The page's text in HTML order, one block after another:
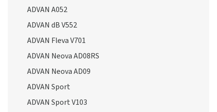
ADVAN A052
ADVAN dB V552
ADVAN Fleva V701
ADVAN Neova AD08RS
ADVAN Neova AD09
ADVAN Sport
ADVAN Sport V103